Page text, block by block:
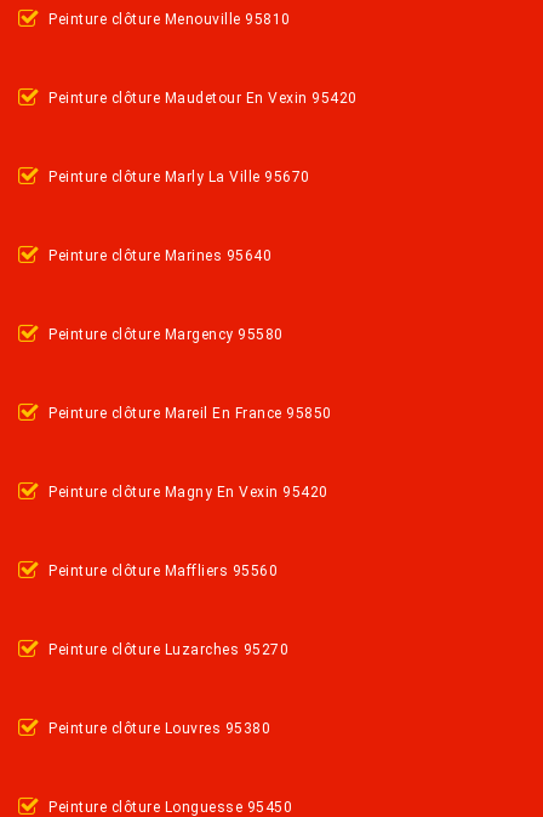
Peinture clôture Menouville 95810
Peinture clôture Maudetour En Vexin 95420
Peinture clôture Marly La Ville 95670
Peinture clôture Marines 95640
Peinture clôture Margency 95580
Peinture clôture Mareil En France 95850
Peinture clôture Magny En Vexin 95420
Peinture clôture Maffliers 95560
Peinture clôture Luzarches 95270
Peinture clôture Louvres 95380
Peinture clôture Longuesse 95450